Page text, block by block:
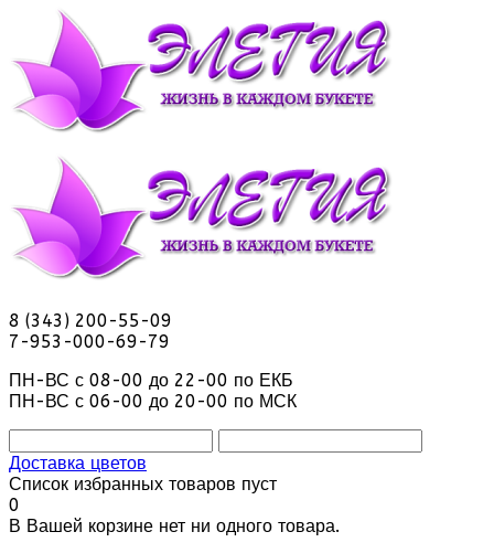
8 (343) 200-55-09
7-953-000-69-79
ПН-ВС с 08-00 до 22-00 по ЕКБ
ПН-ВС с 06-00 до 20-00 по МСК
Доставка цветов
Список избранных товаров пуст
0
В Вашей корзине нет ни одного товара.